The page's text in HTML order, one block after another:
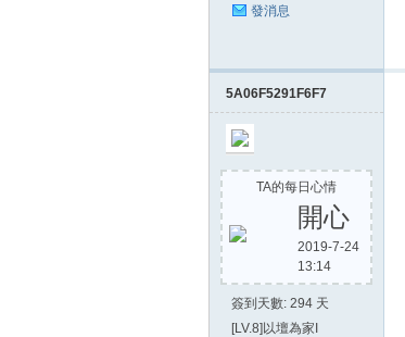
發消息
5A06F5291F6F7
TA的每日心情
開心
2019-7-24
13:14
簽到天數: 294 天
[LV.8]以壇為家I